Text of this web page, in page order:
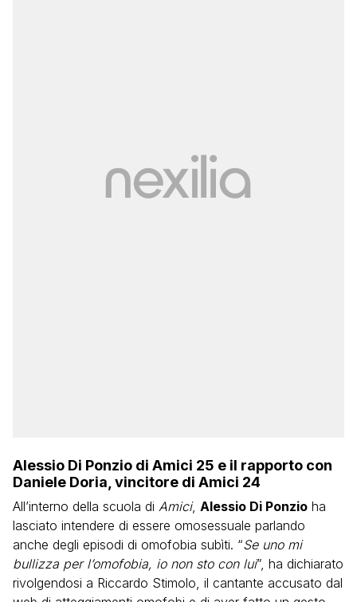
Alessio Di Ponzio di Amici 25 e il rapporto con
Daniele Doria, vincitore di Amici 24
All’interno della scuola di Amici, Alessio Di Ponzio ha
lasciato intendere di essere omosessuale parlando
anche degli episodi di omofobia subìti. “Se uno mi
bullizza per l’omofobia, io non sto con lui”, ha dichiarato
rivolgendosi a Riccardo Stimolo, il cantante accusato dal